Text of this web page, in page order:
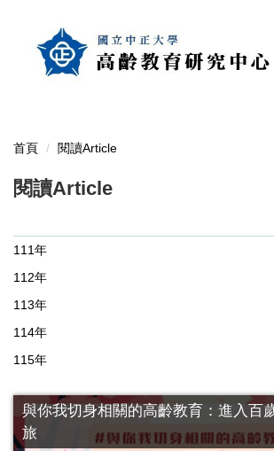
首頁
閱讀Article
閱讀Article
111年
112年
113年
114年
115年
與你我切身相關的高齡教育：進入百
旅